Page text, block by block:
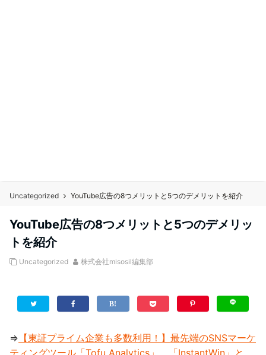
Uncategorized YouTube広告の8つメリットと5つのデメリットを紹介
YouTube広告の8つメリットと5つのデメリッ
トを紹介
Uncategorized 株式会社misosil編集部
⇒ 【東証プライム企業も多数利用！】最先端のSNSマーケ
ティングツール「Tofu Analytics」、「InstantWin」と